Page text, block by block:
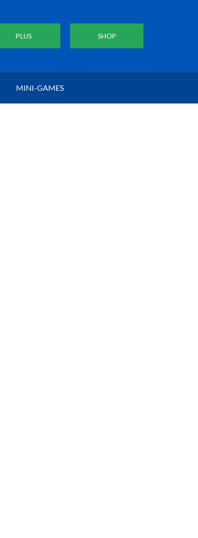
PLUS SHOP
MINI-GAMES